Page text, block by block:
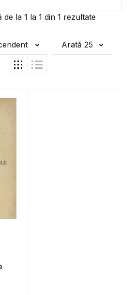
de la 1 la 1 din 1 rezultate
Arată 25